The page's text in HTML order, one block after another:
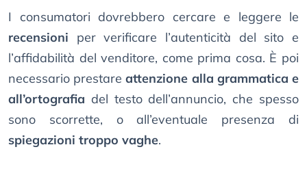
I consumatori dovrebbero cercare e leggere le
recensioni per verificare l’autenticità del sito e
l’affidabilità del venditore, come prima cosa. È poi
necessario prestareattenzione alla grammatica e
all’ortografia del testo dell’annuncio, che spesso
sono scorrette, o all’eventuale presenza di
spiegazioni troppo vaghe.